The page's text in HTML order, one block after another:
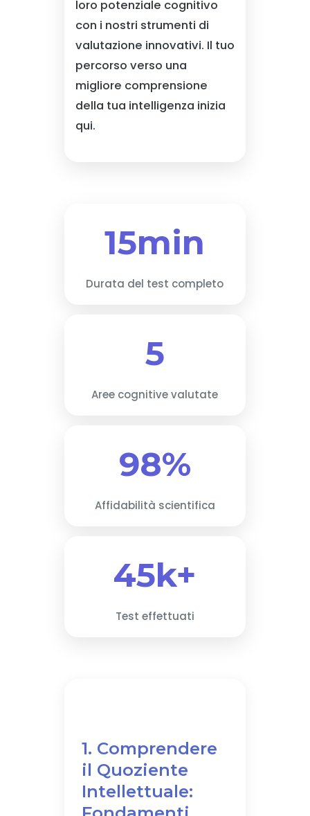
loro potenziale cognitivo
con i nostri strumenti di
valutazione innovativi. Il tuo
percorso verso una
migliore comprensione
della tua intelligenza inizia
qui.
15min
Durata del test completo
5
Aree cognitive valutate
98%
Affidabilità scientifica
45k+
Test effettuati
1. Comprendere
il Quoziente
Intellettuale: